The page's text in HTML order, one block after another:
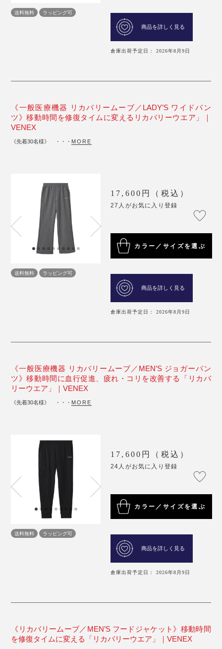
送料無料 ラッピング可
商品を詳しく見る
倉庫出荷予定日： 2026年8月9日
《一般医療機器 リカバリームーブ／LADY’S ワイドパン
ツ》移動時間を修復タイムに変えるリカバリーウエア」｜
VENEX
《先着30名様》 ・・・ MORE
送料無料 ラッピング可
17,600円（税込）
27人がお気に入り登録
カラー／サイズを選ぶ
商品を詳しく見る
倉庫出荷予定日： 2026年8月9日
《一般医療機器 リカバリームーブ／MEN’S ジョガーパン
ツ》移動時間に血行促進、疲れ・コリを改善する「リカバ
リーウエア」｜VENEX
《先着30名様》 ・・・ MORE
送料無料 ラッピング可
17,600円（税込）
24人がお気に入り登録
カラー／サイズを選ぶ
商品を詳しく見る
倉庫出荷予定日： 2026年8月9日
《リカバリームーブ／MEN’S フードジャケット》移動時間
を修復タイムに変える「リカバリーウエア」｜VENEX